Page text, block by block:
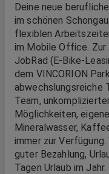
Deine neue
im schönen
flexiblen
im Mobile Office.
JobRad (E-Bike-
dem VINCORION
abwechslungsreiche
Team,
Möglichkeiten,
Mineralwasser,
immer zur
guter Bezahlung,
Tagen Urlaub im